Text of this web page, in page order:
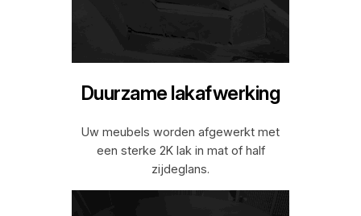
Duurzame lakafwerking
Uw meubels worden afgewerkt met
een sterke 2K lak in mat of half
zijdeglans.